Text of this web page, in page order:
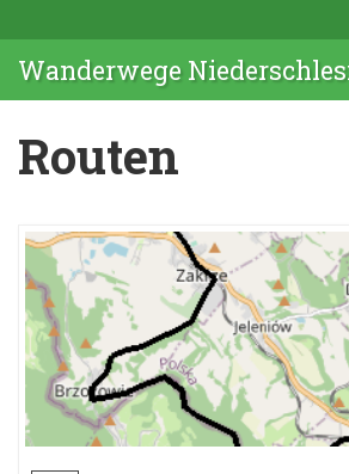
Wanderwege
Routen